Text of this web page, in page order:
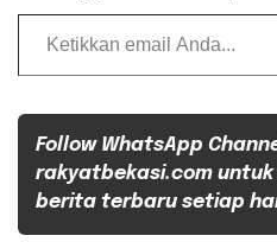
Ketikkan email Anda...
Follow WhatsApp
rakyatbekasi.com
berita terbaru setiap